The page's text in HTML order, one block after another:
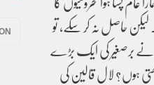
حاصل نہ کر سکے، تو
برصغیر کی ایک بڑے
ہوں؟ لال قالین کی